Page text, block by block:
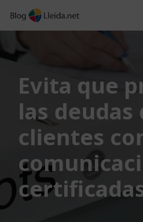
Saltar
contenido
Evita que
las deudas
clientes